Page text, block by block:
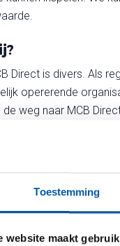
Toestemming
website maakt
Direct is divers. Als
opererende
weg naar MCB
hun vragen kunnen
en
minder voor de hand
zijn al jaren
leveranciersrol ook
klanten kennen,
disciplines en